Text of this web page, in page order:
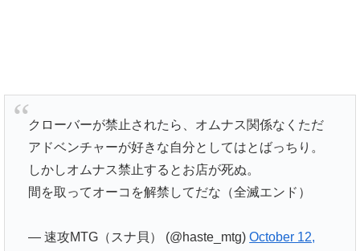
クローバーが禁止されたら、オムナス関係なくただ
アドベンチャーが好きな自分としてはとばっちり。
しかしオムナス禁止するとお店が死ぬ。
間を取ってオーコを解禁してだな（全滅エンド）
— 速攻MTG（スナ貝） (@haste_mtg)October 12,